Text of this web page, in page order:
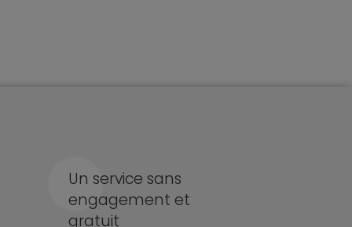
Un service sans
engagement et
gratuit